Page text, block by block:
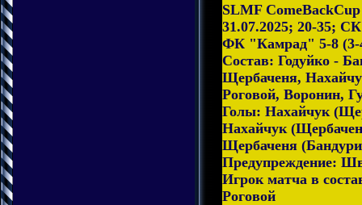
SLMF
31.07.2025; 20-35;
ФК "Камрад" 5-8 (3-
Состав: Годуйко -
Щербаченя,
Роговой, Воронин,
Голы: Нахайчук
Нахайчук
Щербаченя
Предупреждение:
Игрок матча в
Роговой